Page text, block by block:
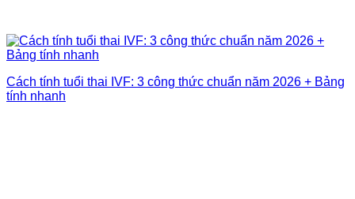
Cách tính tuổi thai IVF: 3 công thức chuẩn năm 2026 + Bảng
tính nhanh